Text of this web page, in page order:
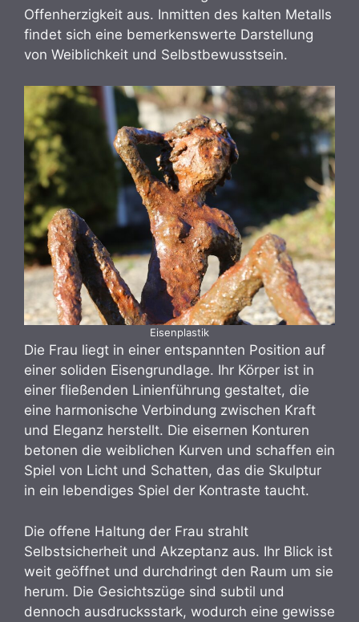
Offenherzigkeit aus. Inmitten des kalten Metalls
findet sich eine bemerkenswerte Darstellung
von Weiblichkeit und Selbstbewusstsein.
Eisenplastik
Die Frau liegt in einer entspannten Position auf
einer soliden Eisengrundlage. Ihr Körper ist in
einer fließenden Linienführung gestaltet, die
eine harmonische Verbindung zwischen Kraft
und Eleganz herstellt. Die eisernen Konturen
betonen die weiblichen Kurven und schaffen ein
Spiel von Licht und Schatten, das die Skulptur
in ein lebendiges Spiel der Kontraste taucht.
Die offene Haltung der Frau strahlt
Selbstsicherheit und Akzeptanz aus. Ihr Blick ist
weit geöffnet und durchdringt den Raum um sie
herum. Die Gesichtszüge sind subtil und
dennoch ausdrucksstark, wodurch eine gewisse